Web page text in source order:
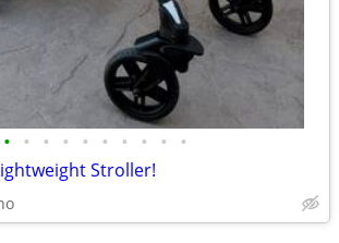
• • • • • • • • • •
Stroller!